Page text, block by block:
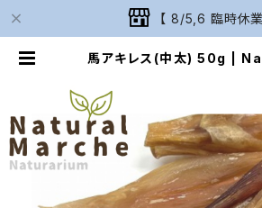
【 8/5,6 臨時休業
馬アキレス(中太) 50g |